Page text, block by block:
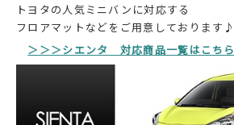
トヨタの人気ミニバンに対応する
フロアマットなどをご用意しております♪
＞＞＞シエンタ 対応商品一覧はこちら